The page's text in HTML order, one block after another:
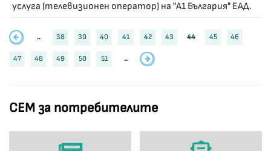
СЕМ за потребителите
услуга (телевизионен оператор) на "А1 България" ЕАД.
.. 38 39 40 41 42 43 44 45 46
47 48 49 50 51 ..